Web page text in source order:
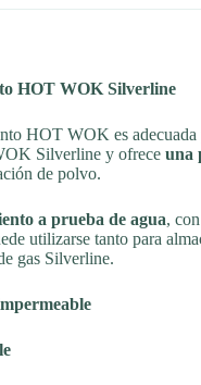
HOT WOK Silverline
HOT WOK es adecuada
Silverline y ofrece una
de polvo.
a prueba de agua, con
utilizarse tanto para
gas Silverline.